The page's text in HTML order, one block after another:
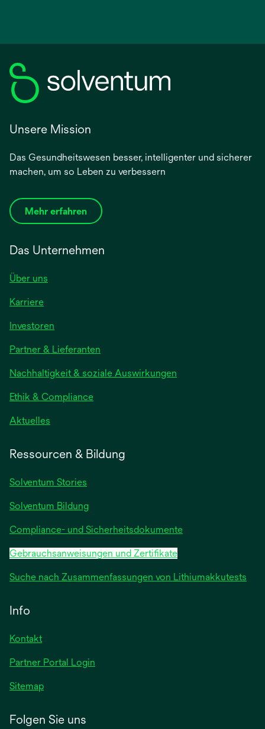
Unsere Mission
Das Gesundheitswesen besser, intelligenter und sicherer
machen, um so Leben zu verbessern
Mehr erfahren
Das Unternehmen
Über uns
Karriere
Investoren
einer
neuen
Registerkarte
geöffnet
Partner & Lieferanten
Nachhaltigkeit & soziale Auswirkungen
Ethik & Compliance
Aktuelles
Registerkarte
Ressourcen & Bildung
Solventum Stories
Solventum Bildung
Compliance- und Sicherheitsdokumente
Gebrauchsanweisungen und Zertifikate
Suche nach Zusammenfassungen von Lithiumakkutests
Info
Kontakt
Partner Portal Login
Sitemap
Folgen Sie uns